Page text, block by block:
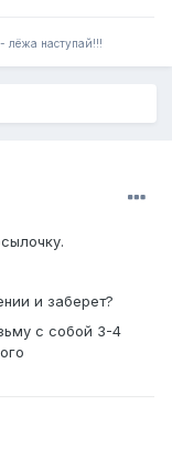
лёжа наступай!!!
и заберет?
с собой 3-4